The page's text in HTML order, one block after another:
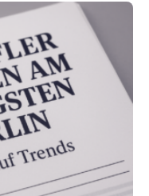
e.V.
auf den
Ein
der Befragten ist
Jahren eine
nur ein Drittel hat